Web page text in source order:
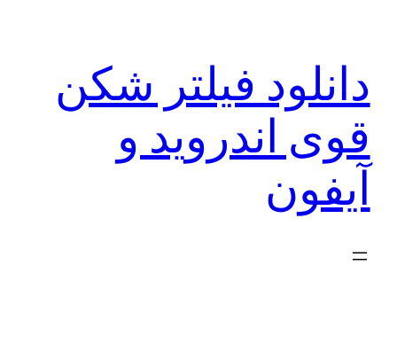
دانلود فیلتر شکن
قوی اندروید و
آیفون